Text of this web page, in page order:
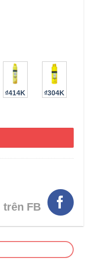
₫414K ₫304K
Defense SPF70 184g
trên FB